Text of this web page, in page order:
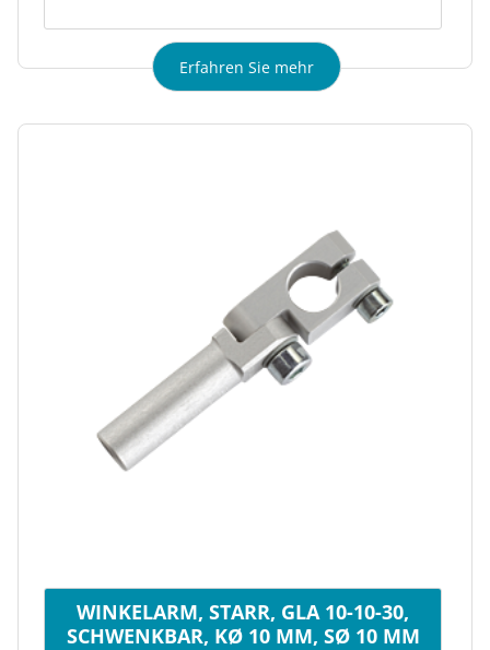
Erfahren Sie mehr
WINKELARM, STARR, GLA 10-10-30,
SCHWENKBAR, KØ 10 MM, SØ 10 MM